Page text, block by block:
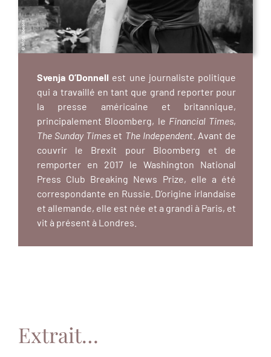
Svenja O’Donnell est une journaliste politique
qui a travaillé en tant que grand reporter pour
la presse américaine et britannique,
principalement Bloomberg, le Financial Times,
The Sunday Times et The Independent. Avant de
couvrir le Brexit pour Bloomberg et de
remporter en 2017 le Washington National
Press Club Breaking News Prize, elle a été
correspondante en Russie. D’origine irlandaise
et allemande, elle est née et a grandi à Paris, et
vit à présent à Londres.
Extrait…